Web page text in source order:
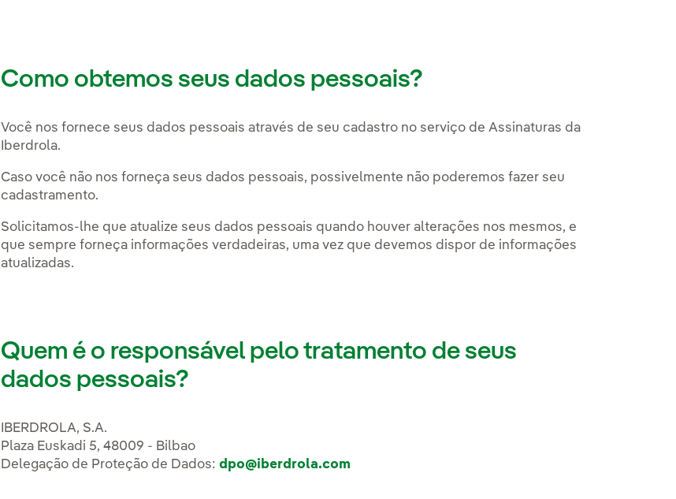
Como obtemos seus dados pessoais?
Você nos fornece seus dados pessoais através de seu cadastro no serviço de Assinaturas da
Iberdrola.
Caso você não nos forneça seus dados pessoais, possivelmente não poderemos fazer seu
cadastramento.
Solicitamos-lhe que atualize seus dados pessoais quando houver alterações nos mesmos, e
que sempre forneça informações verdadeiras, uma vez que devemos dispor de informações
atualizadas.
Quem é o responsável pelo tratamento de seus
dados pessoais?
IBERDROLA, S.A.
Plaza Euskadi 5, 48009 - Bilbao
Delegação de Proteção de Dados:dpo@iberdrola.com